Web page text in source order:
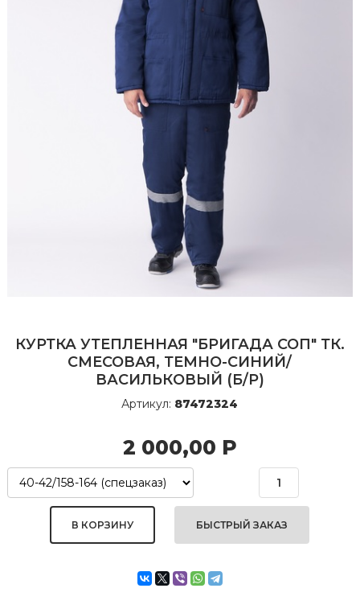
КУРТКА УТЕПЛЕННАЯ "БРИГАДА СОП" ТК.
СМЕСОВАЯ, ТЕМНО-СИНИЙ/
ВАСИЛЬКОВЫЙ (Б/Р)
Артикул: 87472324
2 000,00 Р
БЫСТРЫЙ ЗАКАЗ